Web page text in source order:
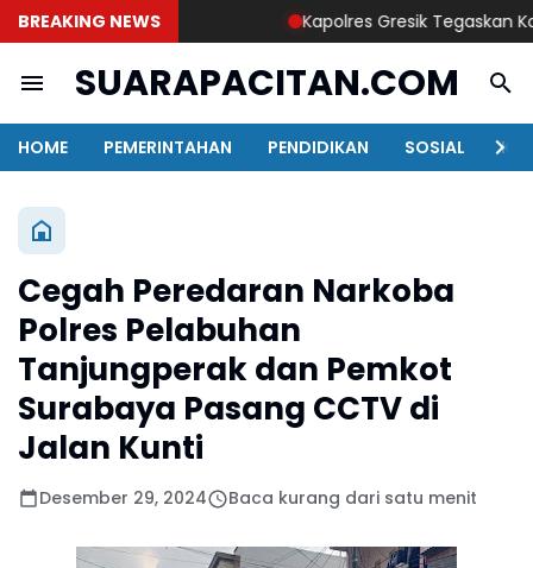
BREAKING NEWS Kapolres Gresik Tegaskan
SUARAPACITAN.COM
HOME PEMERINTAHAN PENDIDIKAN SOSIAL
Cegah Peredaran Narkoba
Polres Pelabuhan
Tanjungperak dan Pemkot
Surabaya Pasang CCTV di
Jalan Kunti
Desember 29, 2024 Baca kurang dari satu menit